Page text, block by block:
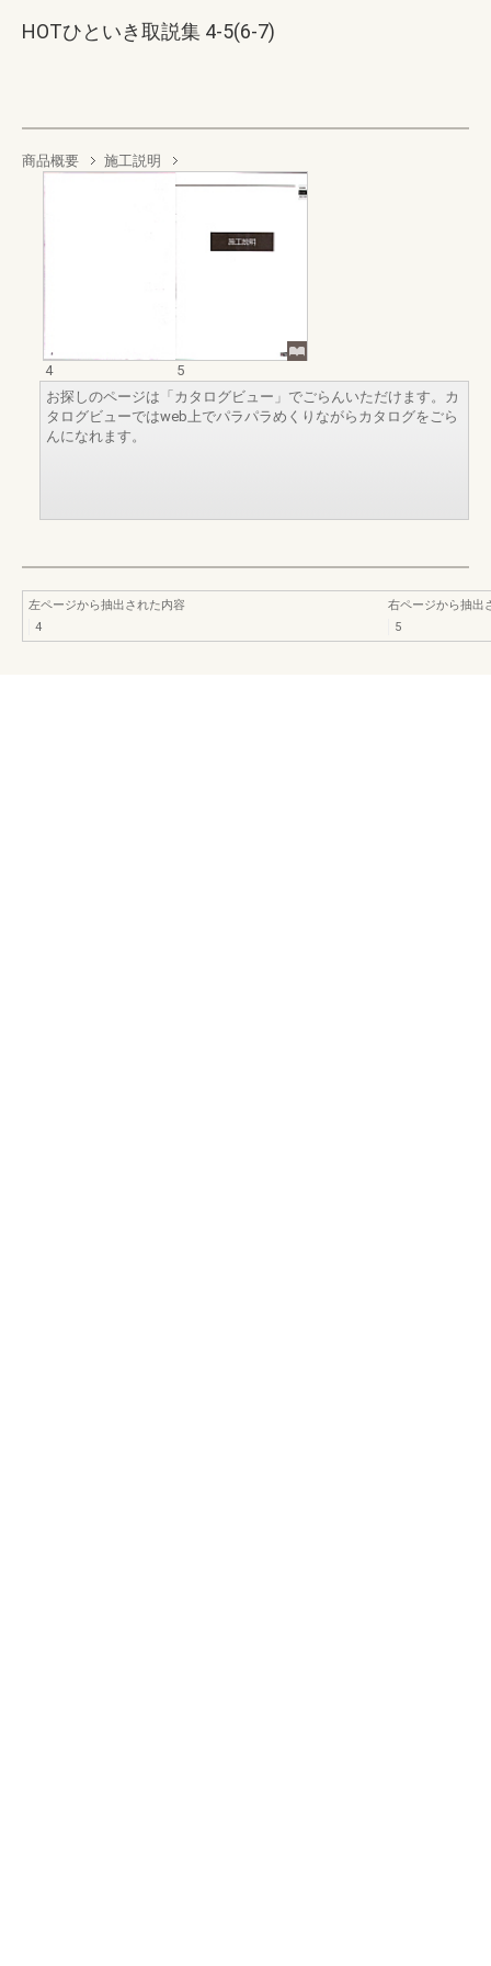
HOTひといき取説集 4-5(6-7)
商品概要 施工説明
4
5
お探しのページは「カタログビュー」でごらんいただけます。カ
タログビューではweb上でパラパラめくりながらカタログをごら
んになれます。
左ページから抽出された内容
4
右ページから抽出
5